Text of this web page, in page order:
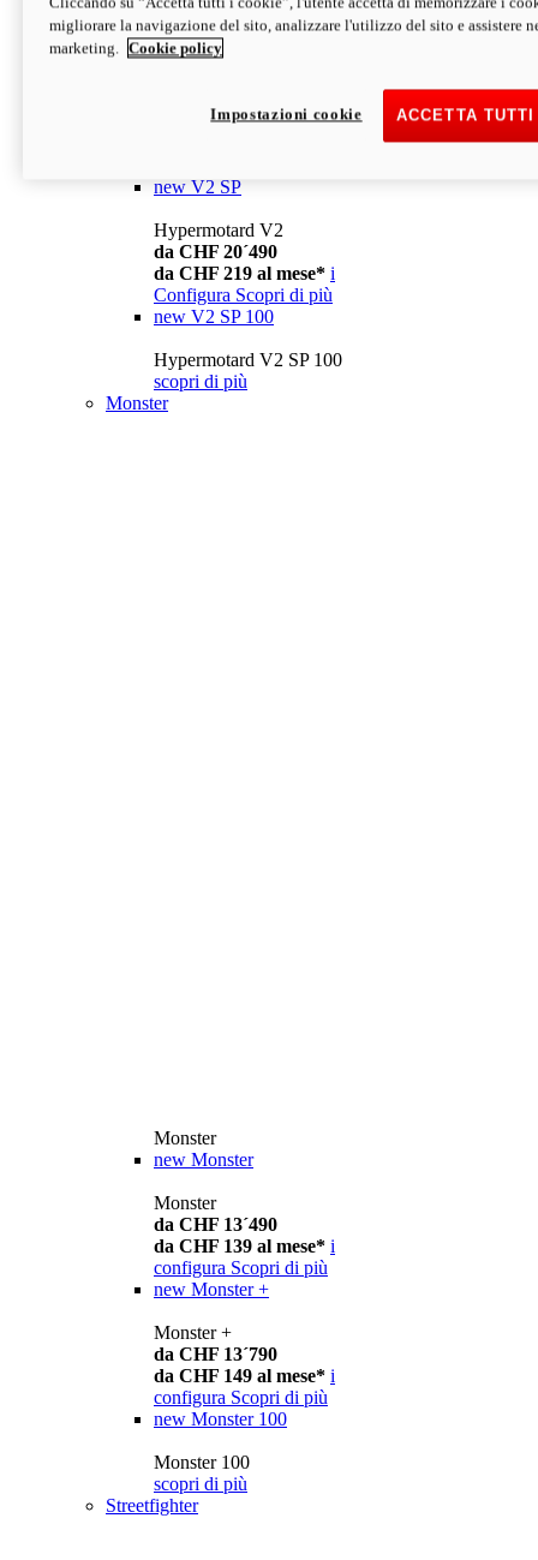
da CHF 13´990
Configura Scopri di più
newV2
da CHF 15´990
new V2 SP
Hypermotard V2
da CHF 20´490
da CHF 219 al mese* i
Configura Scopri di più
new V2 SP 100
Hypermotard V2 SP 100
scopri di più
Monster
Monster
new Monster
Monster
da CHF 13´490
da CHF 139 al mese* i
configura Scopri di più
new Monster +
Monster +
da CHF 13´790
da CHF 149 al mese* i
configura Scopri di più
new Monster 100
Monster 100
scopri di più
Streetfighter
migliorare la navigazione del sito, analizzare l'utilizzo del sito e assistere
marketing.
Cookie policy
ACCETTA
Impostazioni cookie